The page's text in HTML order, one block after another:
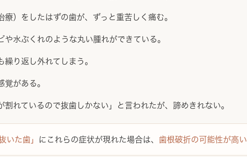
療）をしたはずの歯が、ずっと重苦しく痛む。
や水ぶくれのような丸い腫れができている。
繰り返し外れてしまう。
覚がある。
割れているので抜歯しかない」と言われたが、諦めきれない。
いた歯」 にこれらの症状が現れた場合は、 歯根破折の可能性が高い